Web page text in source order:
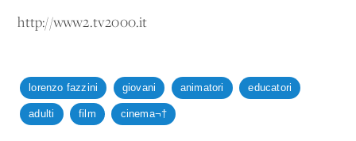
http://www2.tv2000.it
lorenzo fazzini giovani animatori educatori
adulti film cinema¬†